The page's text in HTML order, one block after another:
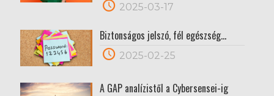
2025-03-17
Biztonságos jelszó, fél egészség…
2025-02-25
A GAP analízistől a Cybersensei-ig